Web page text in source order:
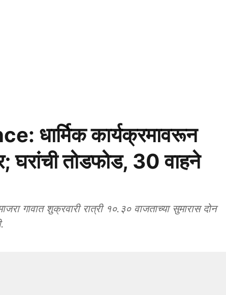
धार्मिक कार्यक्रमावरून
घरांची तोडफोड, 30 वाहने
शुक्रवारी रात्री १०.३० वाजताच्या सुमारास दोन